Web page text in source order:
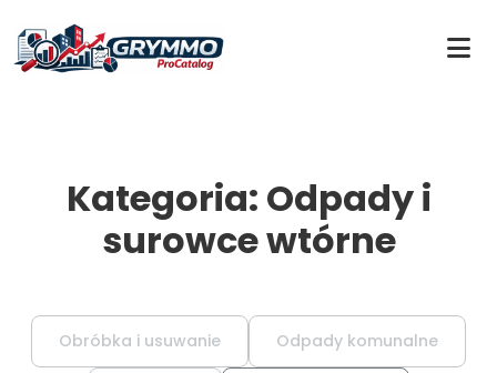
Kategoria: Odpady i
surowce wtórne
Obróbka i usuwanie Odpady komunalne